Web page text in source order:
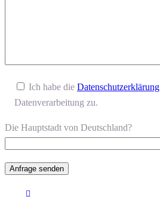
Ich habe die Datenschutzerklärung
Datenverarbeitung zu.
Die Hauptstadt von Deutschland?